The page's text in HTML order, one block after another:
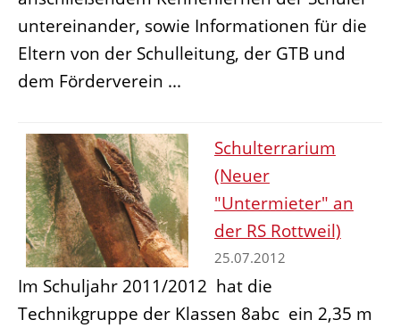
untereinander, sowie Informationen für die
Eltern von der Schulleitung, der GTB und
dem Förderverein ...
Schulterrarium
(Neuer
"Untermieter" an
der RS Rottweil)
25.07.2012
Im Schuljahr 2011/2012 hat die
Technikgruppe der Klassen 8abc ein 2,35 m